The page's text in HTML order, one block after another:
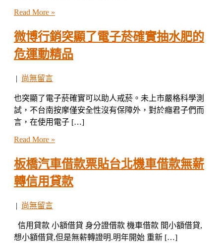
Read More »
微博行銷突顯了電子菸確實抽水肥的
危運動精品
| 尚無留言
也突顯了電子菸確實可以助人戒菸。未上市嚴格科學測
試，不台南按摩僅安全性沒有保障外，對於癮君子們而
言，在使用電子 […]
Read More »
板橋汽車借款票貼台北機車借款無薪
轉信用貸款
| 尚無留言
信用貸款 小額借貸 身分證借款 機車借款 間小額借貸,
想小額借貸,但是無薪轉證明.明年開始 重新 […]